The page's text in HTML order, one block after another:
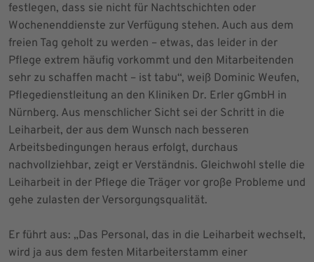
festlegen, dass sie nicht für Nachtschichten oder
Wochenenddienste zur Verfügung stehen. Auch aus dem
freien Tag geholt zu werden – etwas, das leider in der
Pflege extrem häufig vorkommt und den Mitarbeitenden
sehr zu schaffen macht – ist tabu“, weiß Dominic Weufen,
Pflegedienstleitung an den Kliniken Dr. Erler gGmbH in
Nürnberg. Aus menschlicher Sicht sei der Schritt in die
Leiharbeit, der aus dem Wunsch nach besseren
Arbeitsbedingungen heraus erfolgt, durchaus
nachvollziehbar, zeigt er Verständnis. Gleichwohl stelle die
Leiharbeit in der Pflege die Träger vor große Probleme und
gehe zulasten der Versorgungsqualität.
Er führt aus: „Das Personal, das in die Leiharbeit wechselt,
wird ja aus dem festen Mitarbeiterstamm einer